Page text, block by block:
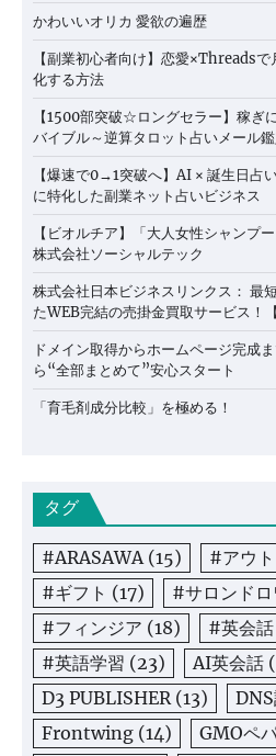
かわいいオリカ 愛欲の遍歴
【副業初心者向け】恋愛×Threads
化する方法
【1500部突破☆ロングセラー】稼ぎ
バイブル～逆算タロット占いメール
【爆速で0→1突破へ】AI × 誕生日占
に特化した副業ネット占いビジネス
【ビオルチア】「大人女性シャンプ
株式会社ソーシャルテック
株式会社日本ビジネスリンクス： 最
たWEB完結の売掛金買取サービス！
ドメイン取得からホームページ完成
ら“全部まとめて”安心スタート
「育毛剤成分比較」を極める！
タグ
#ARASAWA(15) #アウ
#ギフト (17) #サロンド
#フィンジア (18) #英会話
#英語学習 (23) AI英会話
D3 PUBLISHER(13)
Frontwing (14) GMOペ